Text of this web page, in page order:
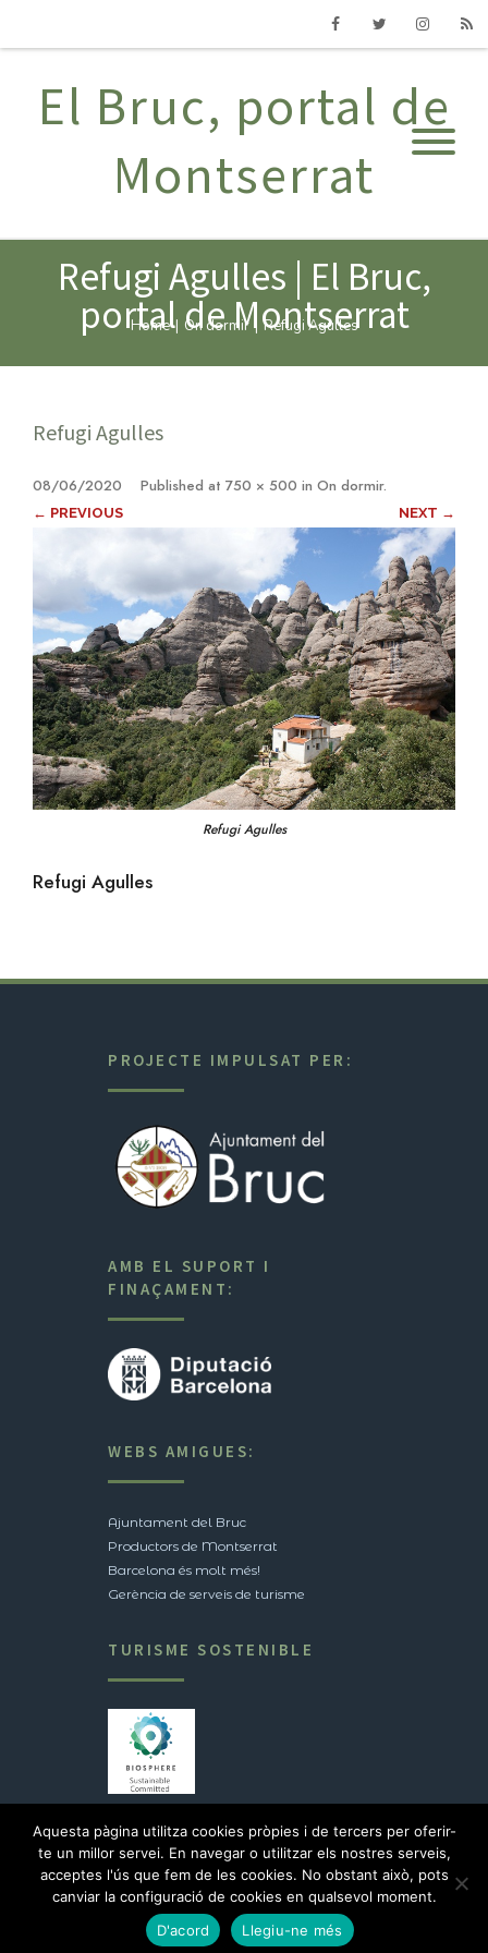
El Bruc, portal de
Montserrat
Refugi Agulles | El Bruc,
portal de Montserrat
Home | On dormir | Refugi Agulles
Refugi Agulles
Published
08/06/2020 at 750 × 500 in On dormir.
← PREVIOUS NEXT →
Refugi Agulles
Refugi Agulles
PROJECTE IMPULSAT PER:
AMB EL SUPORT I
FINAÇAMENT:
WEBS AMIGUES:
Ajuntament del Bruc
Productors de Montserrat
Barcelona és molt més!
Gerència de serveis de turisme
TURISME SOSTENIBLE
2017 © Ajuntament del Bruc | Avís legal
Aquesta pàgina utilitza cookies pròpies i de tercers per oferir-
te un millor servei. En navegar o utilitzar els nostres serveis,
acceptes l'ús que fem de les cookies. No obstant això, pots
canviar la configuració de cookies en qualsevol moment.
D'acord
Llegiu-ne més